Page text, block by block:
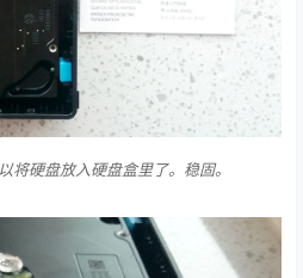
将硬盘放入硬盘盒里了。稳固。